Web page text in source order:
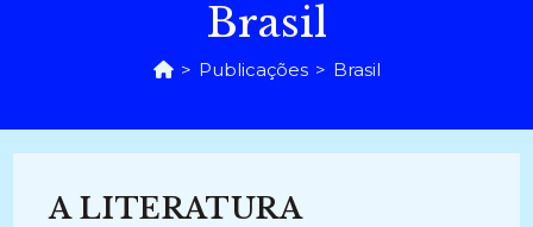
Brasil
> Publicações > Brasil
A LITERATURA